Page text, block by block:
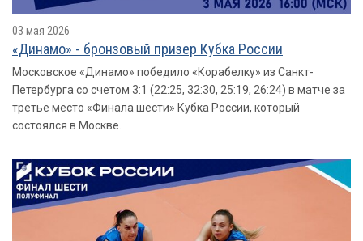
03 мая 2026
«Динамо» - бронзовый призер Кубка России
Московское «Динамо» победило «Корабелку» из Санкт-
Петербурга со счетом 3:1 (22:25, 32:30, 25:19, 26:24) в матче за
третье место «Финала шести» Кубка России, который
состоялся в Москве.